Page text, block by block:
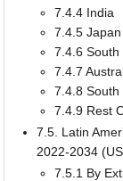
7.4.4 India
7.4.5 Japan
7.4.6 South
7.4.7
7.4.8 South
7.4.9 Rest
7.5. Latin
2022-2034
7.5.1 By